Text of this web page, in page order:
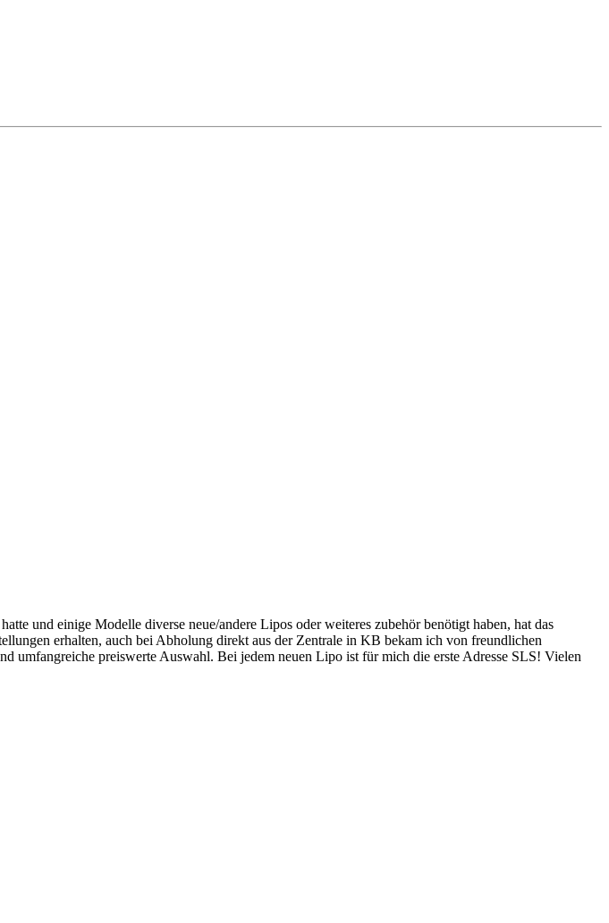
und einige Modelle diverse neue/andere Lipos oder weiteres zubehör benötigt haben, hat das
erhalten, auch bei Abholung direkt aus der Zentrale in KB bekam ich von freundlichen
umfangreiche preiswerte Auswahl. Bei jedem neuen Lipo ist für mich die erste Adresse SLS! Vielen